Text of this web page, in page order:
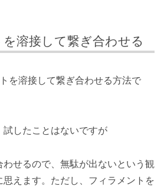
溶接して繋ぎ合わせる
を溶接して繋ぎ合わせる方法で
試したことはないですが
せるので、無駄が出ないという観
思えます。ただし、フィラメントを